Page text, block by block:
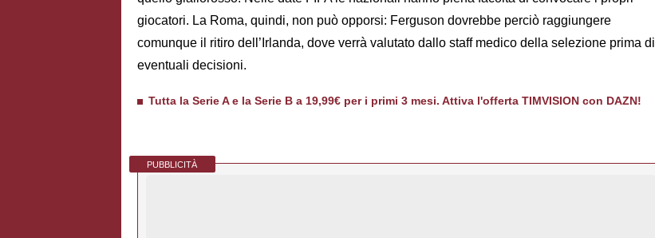
giocatori. La Roma, quindi, non può opporsi: Ferguson dovrebbe perciò raggiungere
comunque il ritiro dell’Irlanda, dove verrà valutato dallo staff medico della selezione prima di
eventuali decisioni.
Tutta la Serie A e la Serie B a 19,99€ per i primi 3 mesi. Attiva l'offerta TIMVISION con DAZN!
PUBBLICITÀ